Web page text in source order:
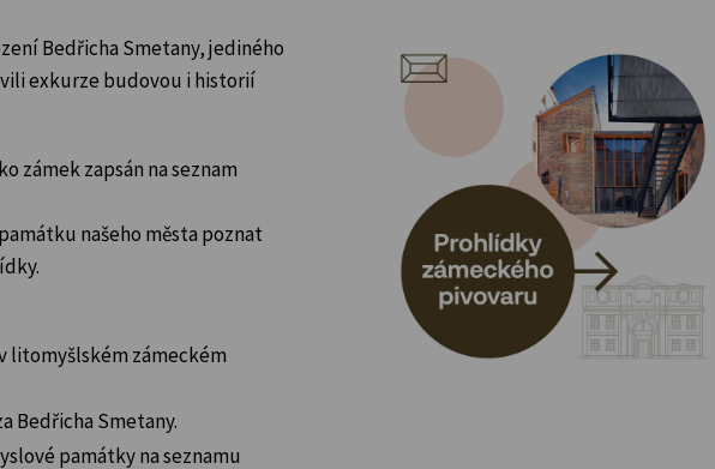
Bedřicha Smetany, jediného
exkurze budovou i historií
zámek zapsán na seznam
našeho města poznat
litomyšlském zámeckém
Bedřicha Smetany.
památky na seznamu